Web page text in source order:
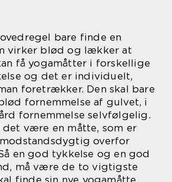
bare finde en
virker blød og lækker at
få yogamåtter i forskellige
og det er individuelt,
foretrækker. Den skal bare
fornemmelse af gulvet, i
fornemmelse selvfølgelig.
det være en måtte, som er
overfor
en god tykkelse og en god
må være de to vigtigste
finde sin nye yogamåtte.